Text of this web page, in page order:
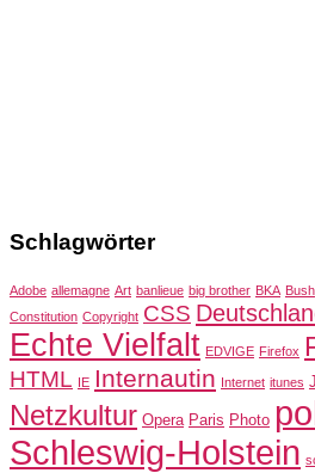
Schlagwörter
Adobe allemagne Art banlieue big brother BKA Bush
Constitution Copyright CSS
Echte Vielfalt EDVIGE Firefox
HTML IE Internautin Internet itunes
Netzkultur Opera Paris Photo
Schleswig-Holstein